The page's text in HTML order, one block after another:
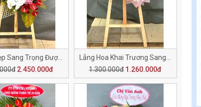
Kệ Hoa Đẹp Sang Trọng Được Lựa Chọn H138
2.450.000đ
1.300.000đ 1.260.000đ